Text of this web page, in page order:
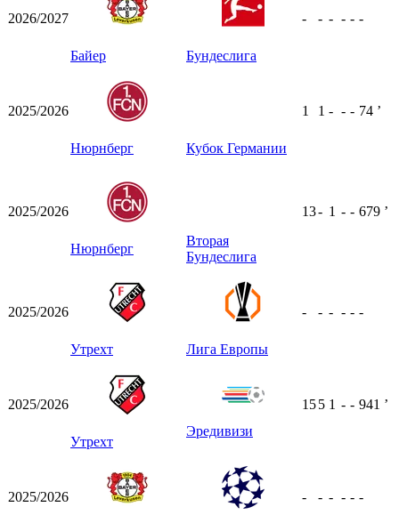
2026/2027
Байер Бундеслига
- - - - - -
2025/2026
Нюрнберг Кубок Германии
1 1 - - - 74 ʼ
2025/2026
Нюрнберг
Вторая
Бундеслига
13- 1 - - 679 ʼ
2025/2026
Утрехт Лига Европы
- - - - - -
2025/2026
Утрехт
Эредивизи
155 1 - - 941 ʼ
2025/2026 - - - - - -